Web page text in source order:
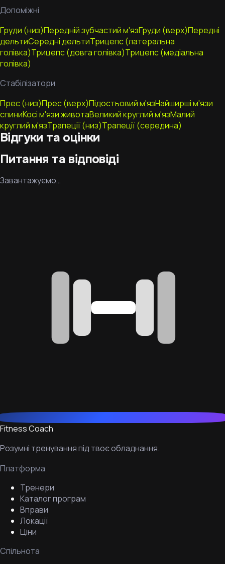
Допоміжні
Груди (низ)Передній зубчастий м'язГруди (верх)Передні
дельтиСередні дельтиТрицепс (латеральна
голівка)Трицепс (довга голівка)Трицепс (медіальна
голівка)
Стабілізатори
Прес (низ)Прес (верх)Підостьовий м'язНайширші м'язи
спиниКосі м'язи животаВеликий круглий м'язМалий
круглий м'язТрапеції (низ)Трапеції (середина)
Відгуки та оцінки
Питання та відповіді
Завантажуємо…
Fitness Coach
Розумні тренування під твоє обладнання.
Платформа
Тренери
Каталог програм
Вправи
Локації
Ціни
Спільнота